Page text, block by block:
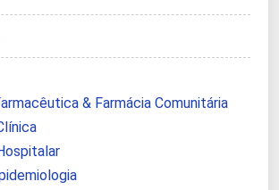
& Farmácia Comunitária